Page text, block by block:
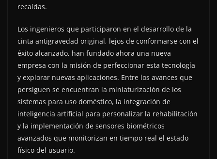
recaídas.
Los ingenieros que participaron en el desarrollo de la
cinta antigravedad original, lejos de conformarse con el
éxito alcanzado, han fundado ahora una nueva
empresa con la misión de perfeccionar esta tecnología
y explorar nuevas aplicaciones. Entre los avances que
persiguen se encuentran la miniaturización de los
sistemas para uso doméstico, la integración de
inteligencia artificial para personalizar la rehabilitación
y la implementación de sensores biométricos
avanzados que monitorizan en tiempo real el estado
físico del usuario.